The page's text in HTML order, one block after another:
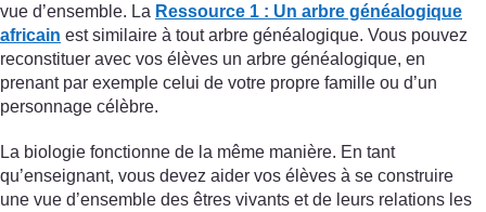
vue d’ensemble. La Ressource 1 : Un arbre généalogique
africain est similaire à tout arbre généalogique. Vous pouvez
reconstituer avec vos élèves un arbre généalogique, en
prenant par exemple celui de votre propre famille ou d’un
personnage célèbre.
La biologie fonctionne de la même manière. En tant
qu’enseignant, vous devez aider vos élèves à se construire
une vue d’ensemble des êtres vivants et de leurs relations les